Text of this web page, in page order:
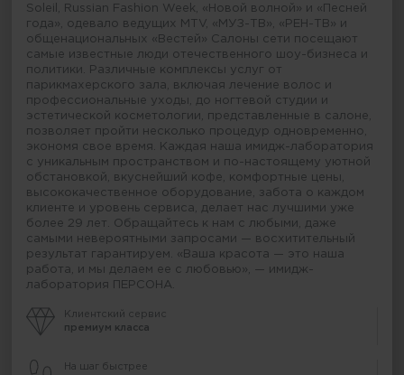
Soleil, Russian Fashion Week, «Новой волной» и «Песней
года», одевало ведущих MTV, «МУЗ-ТВ», «РЕН-ТВ» и
общенациональных «Вестей» Салоны сети посещают
самые известные люди отечественного шоу-бизнеса и
политики. Различные комплексы услуг от
парикмахерского зала, включая лечение волос и
профессиональные уходы, до ногтевой студии и
эстетической косметологии, представленные в салоне,
позволяет пройти несколько процедур одновременно,
экономя свое время. Каждая наша имидж-лаборатория
с уникальным пространством и по-настоящему уютной
обстановкой, вкуснейший кофе, комфортные цены,
высококачественное оборудование, забота о каждом
клиенте и уровень сервиса, делает нас лучшими уже
более 29 лет. Обращайтесь к нам с любыми, даже
самыми невероятными запросами — восхитительный
результат гарантируем. «Ваша красота — это наша
работа, и мы делаем ее с любовью», — имидж-
лаборатория ПЕРСОНА.
Клиентский сервис
премиум класса
На шаг быстрее